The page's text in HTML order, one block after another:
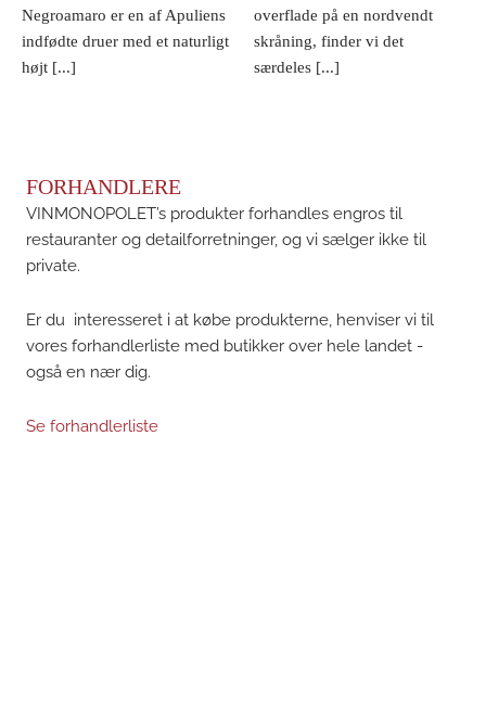
Negroamaro er en af Apuliens
indfødte druer med et naturligt
højt [...]
overflade på en nordvendt
skråning, finder vi det
særdeles [...]
FORHANDLERE
VINMONOPOLET’s produkter forhandles engros til
restauranter og detailforretninger, og vi sælger ikke til
private.
Er du interesseret i at købe produkterne, henviser vi til
vores forhandlerliste med butikker over hele landet -
også en nær dig.
Se forhandlerliste